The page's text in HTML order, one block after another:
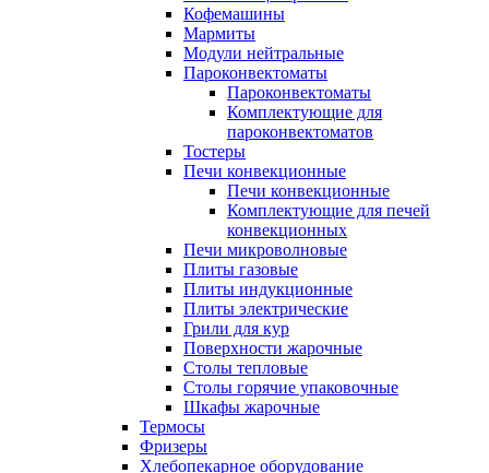
Кофемашины
Мармиты
Модули нейтральные
Пароконвектоматы
Пароконвектоматы
Комплектующие для
пароконвектоматов
Тостеры
Печи конвекционные
Печи конвекционные
Комплектующие для печей
конвекционных
Печи микроволновые
Плиты газовые
Плиты индукционные
Плиты электрические
Грили для кур
Поверхности жарочные
Столы тепловые
Столы горячие упаковочные
Шкафы жарочные
Термосы
Фризеры
Хлебопекарное оборудование